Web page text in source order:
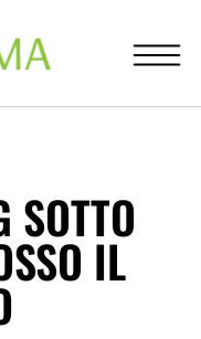
SOTTO
IL